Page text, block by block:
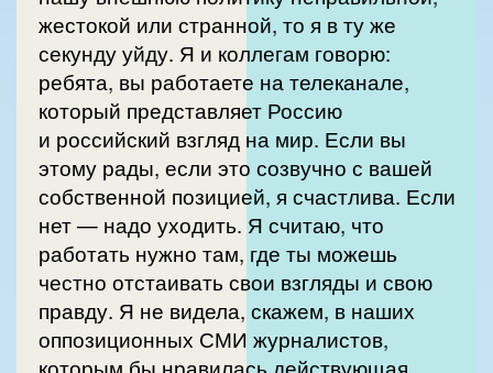
жестокой или странной, то я в ту же
секунду уйду. Я и коллегам говорю:
ребята, вы работаете на телеканале,
который представляет Россию
и российский взгляд на мир. Если вы
этому рады, если это созвучно с вашей
собственной позицией, я счастлива. Если
нет — надо уходить. Я считаю, что
работать нужно там, где ты можешь
честно отстаивать свои взгляды и свою
правду. Я не видела, скажем, в наших
оппозиционных СМИ журналистов,
которым бы нравилась действующая